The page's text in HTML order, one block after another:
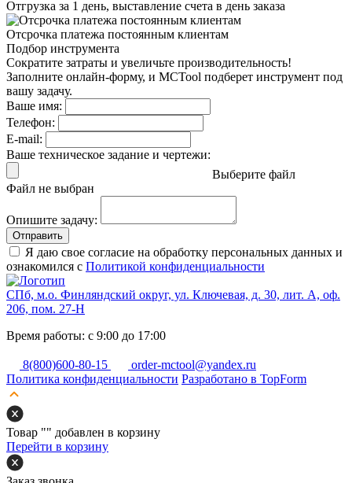
Отгрузка за 1 день, выставление счета в день заказа
Отсрочка платежа постоянным клиентам
Подбор инструмента
Сократите затраты и увеличьте производительность!
Заполните онлайн-форму, и MCTool подберет инструмент под
вашу задачу.
Ваше имя:
Телефон:
E-mail:
Ваше техническое задание и чертежи:
Выберите файл
Файл не выбран
Опишите задачу:
Отправить
Я даю свое согласие на обработку персональных данных и
ознакомился с Политикой конфиденциальности
СПб, м.о. Финляндский округ, ул. Ключевая, д. 30, лит. А, оф.
206, пом. 27-Н
Время работы: с 9:00 до 17:00
8(800)600-80-15
order-mctool@yandex.ru
Политика конфиденциальности Разработано в TopForm
Товар "" добавлен в корзину
Перейти в корзину